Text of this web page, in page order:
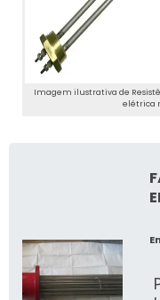
Imagem ilustrativa de
elétrica